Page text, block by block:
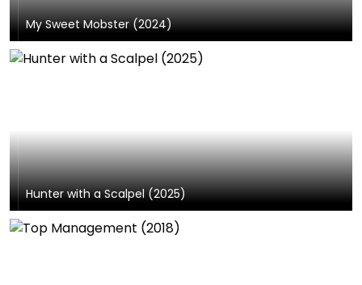
My Sweet Mobster (2024)
Hunter with a Scalpel (2025)